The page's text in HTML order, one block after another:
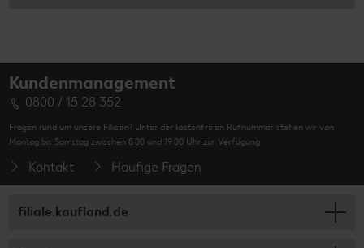
Kundenmanagement
0800 / 15 28 352
Fragen rund um unsere Filialen? Unter der kostenfreien Rufnummer stehen wir von
Montag bis Samstag zwischen 8:00 und 19:00 Uhr zur Verfügung.
Kontakt Häufige Fragen
filiale.kaufland.de